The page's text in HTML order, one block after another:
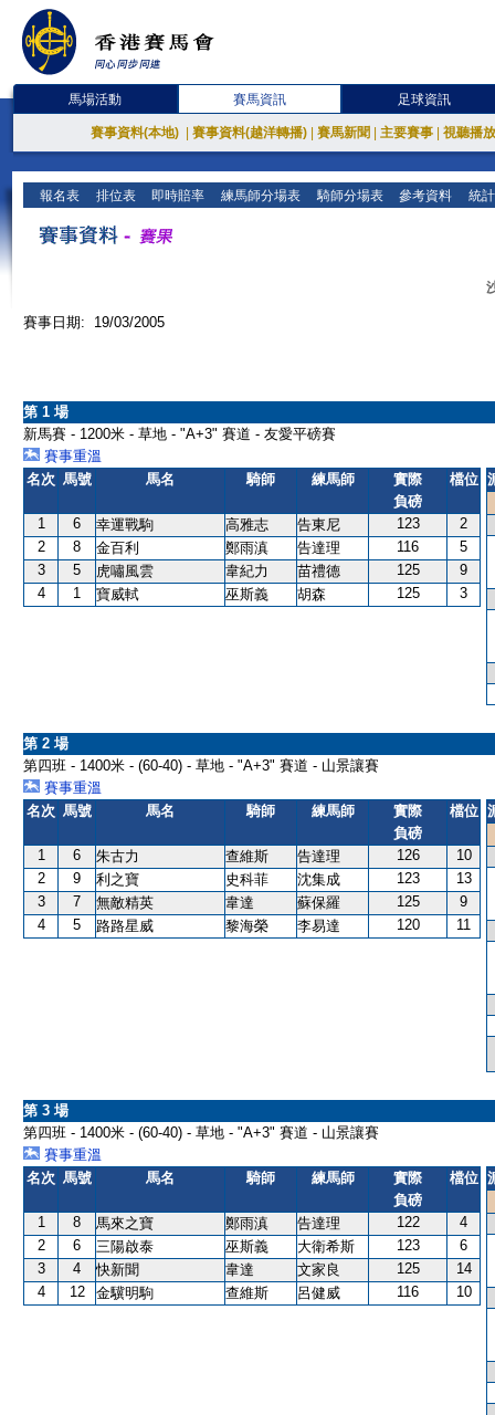
馬場活動 賽馬資訊 足球資訊
賽事資料(本地) 賽事資料(越洋轉播) 賽馬新聞 主要賽事 視聽播
報名表 排位表 即時賠率 練馬師分場表 騎師分場表 參考資料 統
賽事日期: 19/03/2005
第 1 場
新馬賽 - 1200米 - 草地 - "A+3" 賽道 - 友愛平磅賽
賽事重溫
名次 馬號 馬名 騎師 練馬師
實際
負磅
檔位
1 6 幸運戰駒 高雅志 告東尼 123
2
2
8 金百利 鄭雨滇 告達理 116
5
3
5 虎嘯風雲 韋紀力 苗禮德 125
9
4
1 寶威軾 巫斯義 胡森 125 3
第 2 場
第四班 - 1400米 - (60-40) - 草地 - "A+3" 賽道 - 山景讓賽
賽事重溫
名次 馬號 馬名 騎師 練馬師
實際
負磅
檔位
1 6 朱古力 查維斯 告達理 126
10
2
9 利之寶 史科菲 沈集成 123
13
3
7 無敵精英 韋達 蘇保羅 125
9
4
5 路路星威 黎海榮 李易達 120 11
第 3 場
第四班 - 1400米 - (60-40) - 草地 - "A+3" 賽道 - 山景讓賽
賽事重溫
名次 馬號 馬名 騎師 練馬師
實際
負磅
檔位
1 8 馬來之寶 鄭雨滇 告達理 122
4
2
6 三陽啟泰 巫斯義 大衛希斯 123
6
3
4 快新聞 韋達 文家良 125
14
4
12 金驥明駒 查維斯 呂健威 116 10